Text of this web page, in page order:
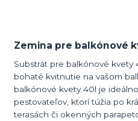
Zemina pre balkónové
Substrát pre balkónové kvety
bohaté kvitnutie na vašom
balkónové kvety 40l je
pestovateľov, ktorí túžia po
terasách či okenných